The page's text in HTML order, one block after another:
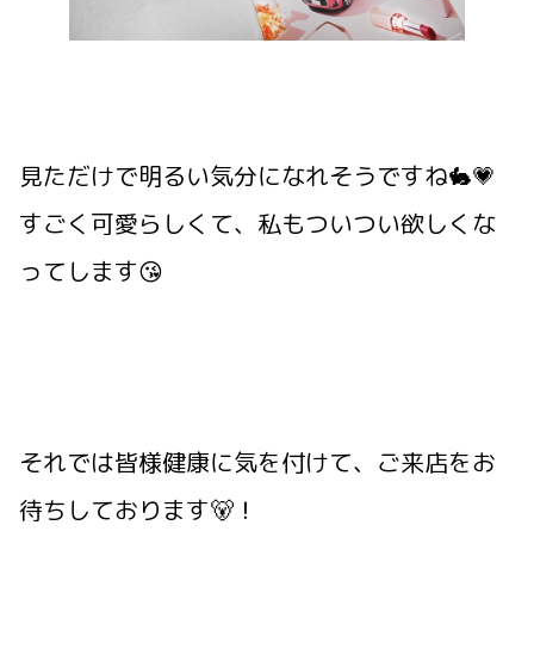
見ただけで明るい気分になれそうですね🐇💗
すごく可愛らしくて、私もついつい欲しくな
ってします😘
それでは皆様健康に気を付けて、ご来店をお
待ちしております🐻！